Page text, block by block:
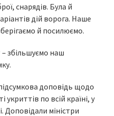
снарядів. Була й
дій ворога. Наше
й посилюємо.
збільшуємо наш
доповідь щодо
укриттів по всій країні, у
Доповідали міністри